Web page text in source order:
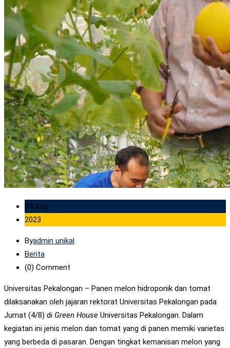
04 Aug
2023
Byadmin unikal
Berita
(0) Comment
Universitas Pekalongan – Panen melon hidroponik dan tomat
dilaksanakan oleh jajaran rektorat Universitas Pekalongan pada
Jumat (4/8) di Green House Universitas Pekalongan. Dalam
kegiatan ini jenis melon dan tomat yang di panen memiki varietas
yang berbeda di pasaran. Dengan tingkat kemanisan melon yang